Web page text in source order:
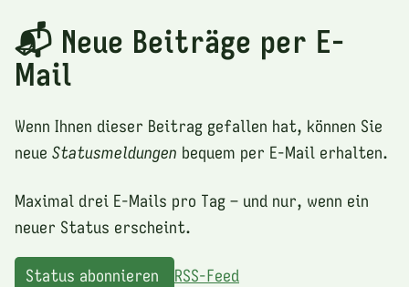
📬 Neue Beiträge per E-
Mail
Wenn Ihnen dieser Beitrag gefallen hat, können Sie
neue Statusmeldungen bequem per E-Mail erhalten.
Maximal drei E-Mails pro Tag – und nur, wenn ein
neuer Status erscheint.
Status abonnieren RSS-Feed